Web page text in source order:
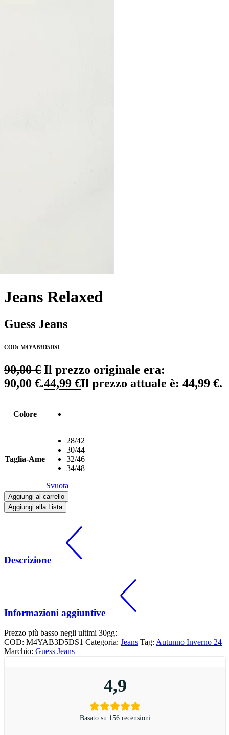
Jeans Relaxed
Guess Jeans
COD: M4YAB3D5DS1
90,00€ Il prezzo originale era:
90,00 €.44,99 €Il prezzo attuale è: 44,99 €.
Colore
Taglia-Ame
28/42
30/44
32/46
34/48
Svuota
Aggiungi al carrello
Aggiungi alla Lista
Descrizione
Informazioni aggiuntive
Prezzo più basso negli ultimi 30gg:
COD: M4YAB3D5DS1 Categoria: Jeans Tag: Autunno Inverno 24
Marchio: Guess Jeans
4,9
Basato su 156 recensioni